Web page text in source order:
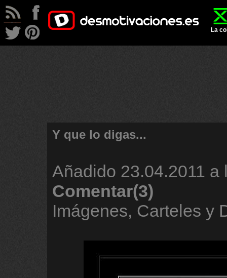
La
Y que lo digas...
Añadido 23.04.2011 a
Comentar(3)
Imágenes, Carteles y